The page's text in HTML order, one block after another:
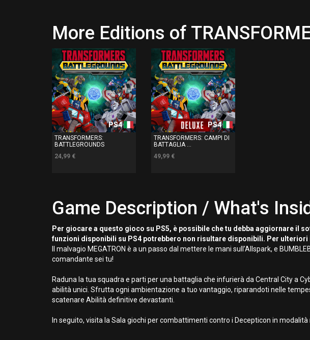
More Editions of
PS4
TRANSFORMERS:
BATTLEGROUNDS
24,99 €
PS4
TRANSFORMERS: CAMPI DI
BATTAGLIA ...
49,99 €
Game Description / What's
Per giocare a questo gioco su PS5, è possibile che tu debba aggiornare il
funzioni disponibili su PS4 potrebbero non risultare disponibili. Per
Il malvagio MEGATRON è a un passo dal mettere le mani sull’Allspark, e
comandante sei tu!
Raduna la tua squadra e parti per una battaglia che infurierà da Central City a
abilità unici. Sfrutta ogni ambientazione a tuo vantaggio, riparandoti nelle
scatenare Abilità definitive devastanti.
In seguito, visita la Sala giochi per combattimenti contro i Decepticon in